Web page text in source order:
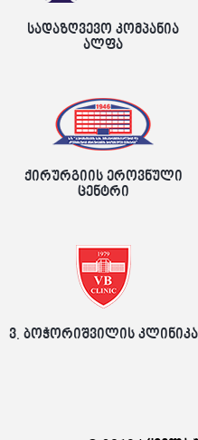
სადაზღვევო კომპანია
ალფა
ქირურგიის ეროვნული
ცენტრი
ვ. ბოჭორიშვილის კლინიკა